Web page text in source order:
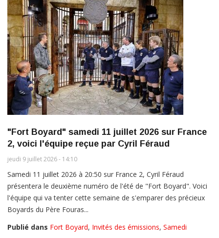
"Fort Boyard" samedi 11 juillet 2026 sur France
2, voici l'équipe reçue par Cyril Féraud
jeudi 9 juillet 2026 - 14:10
Samedi 11 juillet 2026 à 20:50 sur France 2, Cyril Féraud
présentera le deuxième numéro de l'été de "Fort Boyard". Voici
l'équipe qui va tenter cette semaine de s'emparer des précieux
Boyards du Père Fouras...
Publié dans Fort Boyard, Invités des émissions, Samedi